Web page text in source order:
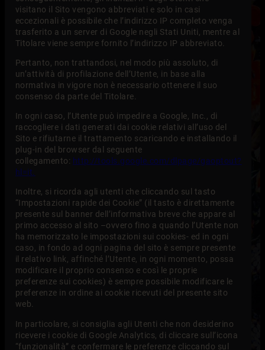
visitano il Sito vengono abbreviati e solo in casi
eccezionali è possibile che l’indirizzo IP completo venga
trasferito a un server di Google negli Stati Uniti, mentre al
Titolare viene sempre fornito l’indirizzo IP abbreviato.
Pertanto, non trattandosi, nel modo più assoluto, di
un’attività di profilazione dell’Utente, in base alla
normativa in vigore non è necessario ottenere il suo
consenso da parte del Titolare.
In ogni caso, l’Utente può impedire a Google, Inc., di
raccogliere i dati generati dai cookie relativi all’uso del
Sito e rifiutarne il trattamento scaricando e installando il
plug-in del browser dal seguente
collegamento: http://tools.google.com/dlpage/gaoptout?
hl=it.
Inoltre, si ricorda agli utenti che cliccando sul tasto
“Impostazioni rapide dei Cookie” (il tasto è direttamente
presente sul banner dell’informativa breve che appare al
primo accesso al sito –ovvero fino a quando l’Utente non
ha memorizzato le impostazioni sui cookies- ed in ogni
caso, in fondo ad ogni pagina del sito è sempre presente
il relativo link, affinché l’Utente, in ogni momento, possa
modificare il proprio consenso e così le proprie
preferenze sui cookies) è sempre possibile modificare le
preferenze in ordine ai cookie ricevuti del presente sito
web.
In particolare, si consiglia agli Utenti che non desiderino
ricevere i cookie di Google Analytics, di cliccare sull’icona
“funzionalità” e confermare le preferenze cliccando sul